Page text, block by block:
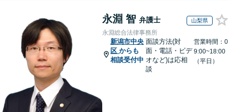
永淵 智 弁護士 山梨県
永淵総合法律事務所
新潟市中央
区 からも
相談受付中
面談方法(対
面・電話・ビデ
オなど)は応相
談
営業時間：0
9:00~18:00
（平日）